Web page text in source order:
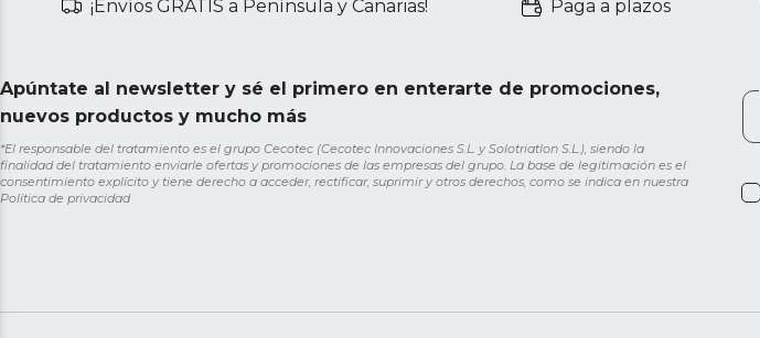
¡Envíos GRATIS a Península y Canarias! Paga a plazos
Apúntate al newsletter y sé el primero en enterarte de promociones,
nuevos productos y mucho más
*El responsable del tratamiento es el grupo Cecotec (Cecotec Innovaciones S.L. y Solotriatlon S.L.), siendo la
finalidad del tratamiento enviarle ofertas y promociones de las empresas del grupo. La base de legitimación es el
consentimiento explícito y tiene derecho a acceder, rectificar, suprimir y otros derechos, como se indica en nuestra
Política de privacidad